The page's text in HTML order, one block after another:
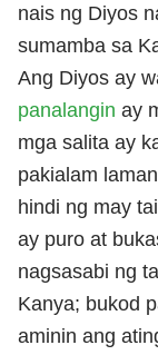
nais ng Diyos
sumamba sa
Ang Diyos ay
panalangin ay
mga salita ay
pakialam
hindi ng may
ay puro at
nagsasabi ng
Kanya; bukod
aminin ang